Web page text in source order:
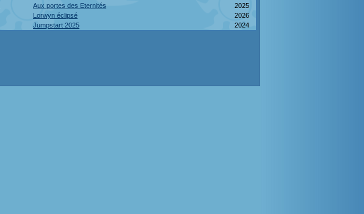
Aux portes des Eternités
2025
Lorwyn éclipsé
2026
Jumpstart 2025 2024